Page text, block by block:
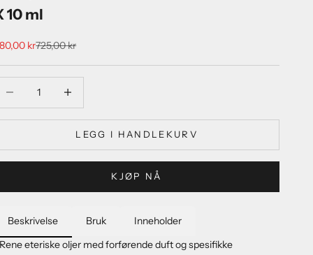
10 ml
krNormalpris
725,00 kr
LEGG I HANDLEKURV
KJØP NÅ
Beskrivelse Bruk
Inneholder
Rene eteriske oljer med forførende duft og spesifikke